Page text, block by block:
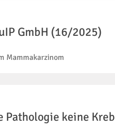
GmbH (16/2025)
Mammakarzinom
Pathologie keine